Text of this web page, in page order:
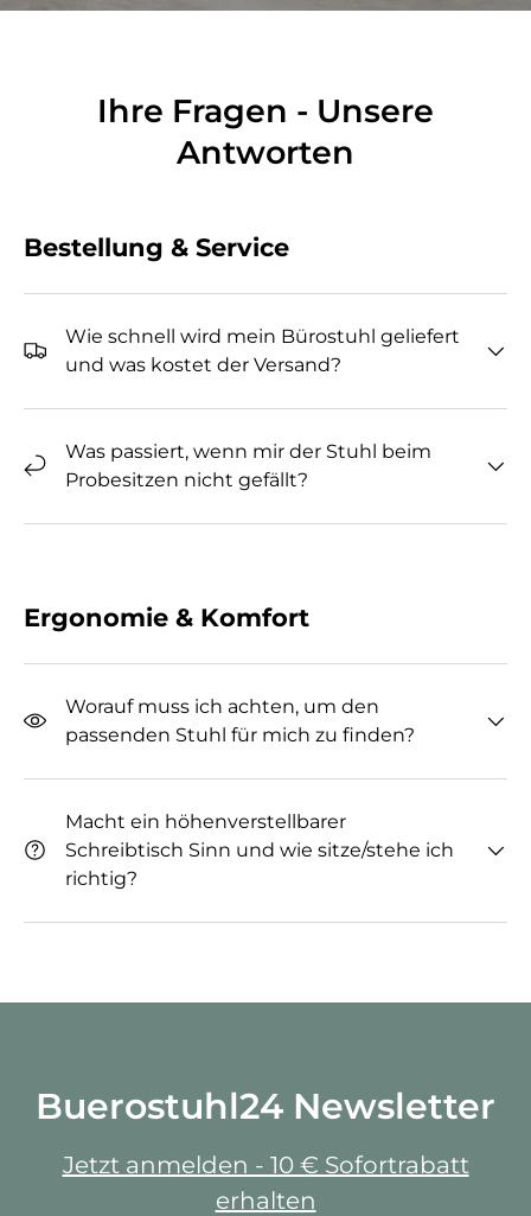
Ihre Fragen - Unsere
Antworten
Bestellung & Service
Wie schnell wird mein Bürostuhl geliefert
und was kostet der Versand?
Was passiert, wenn mir der Stuhl beim
Probesitzen nicht gefällt?
Ergonomie & Komfort
Worauf muss ich achten, um den
passenden Stuhl für mich zu finden?
Macht ein höhenverstellbarer
Schreibtisch Sinn und wie sitze/stehe ich
richtig?
Buerostuhl24 Newsletter
Jetzt anmelden - 10 € Sofortrabatt
erhalten